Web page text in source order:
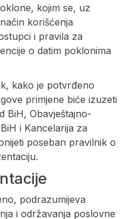
kojim se, uz
korišćenja
i pravila za
o datim poklonima
kako je potvrđeno
primjene biće izuzeti
BiH, Obavještajno-
i Kancelarija za
poseban pravilnik o
podrazumijeva
i održavanja poslovne